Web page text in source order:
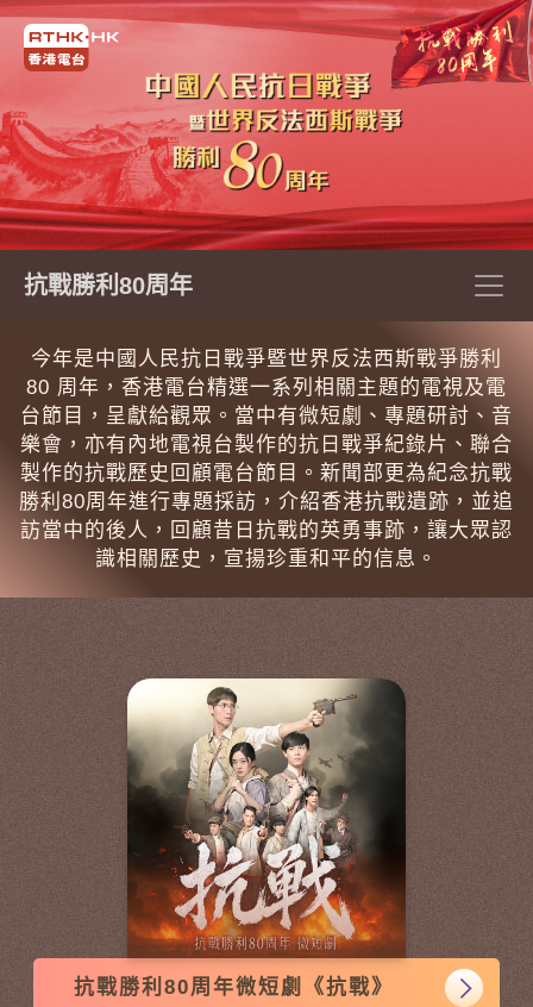
抗戰勝利80周年
今年是中國人民抗日戰爭暨世界反法西斯戰爭勝利
80 周年，香港電台精選一系列相關主題的電視及電
台節目，呈獻給觀眾。當中有微短劇、專題研討、音
樂會，亦有內地電視台製作的抗日戰爭紀錄片、聯合
製作的抗戰歷史回顧電台節目。新聞部更為紀念抗戰
勝利80周年進行專題採訪，介紹香港抗戰遺跡，並追
訪當中的後人，回顧昔日抗戰的英勇事跡，讓大眾認
識相關歷史，宣揚珍重和平的信息。
抗戰勝利80周年微短劇《抗戰》